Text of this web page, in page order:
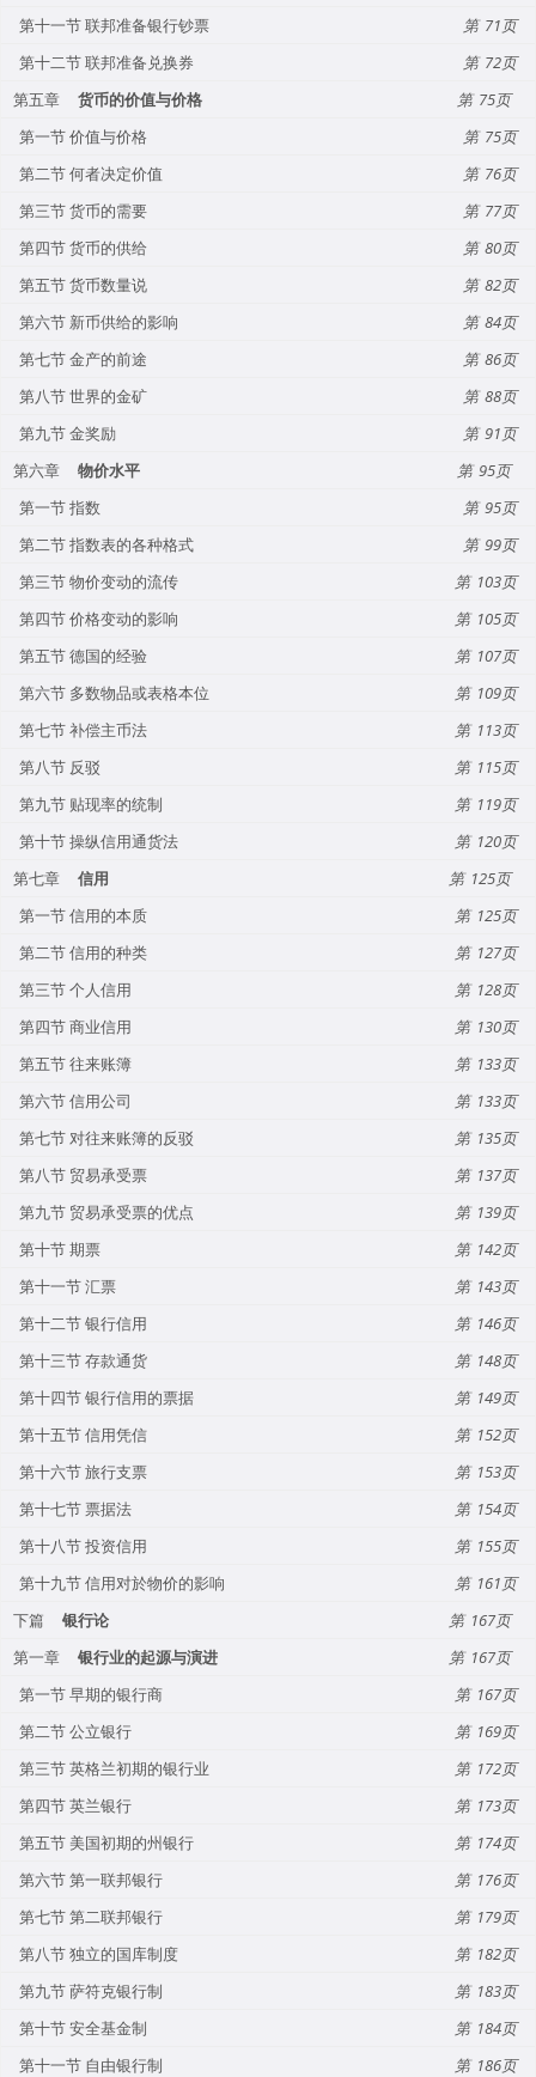
第十一节 联邦准备银行钞票
71
第十二节 联邦准备兑换券
72
第五章
货币的价值与价格
75
第一节 价值与价格
75
第二节 何者决定价值
76
第三节 货币的需要
77
第四节 货币的供给
80
第五节 货币数量说
82
第六节 新币供给的影响
84
第七节 金产的前途
86
第八节 世界的金矿
88
第九节 金奖励
91
第六章
物价水平
95
第一节 指数
95
第二节 指数表的各种格式
99
第三节 物价变动的流传
103
第四节 价格变动的影响
105
第五节 德国的经验
107
第六节 多数物品或表格本位
109
第七节 补偿主币法
113
第八节 反驳
115
第九节 贴现率的统制
119
第十节 操纵信用通货法
120
第七章
信用
125
第一节 信用的本质
125
第二节 信用的种类
127
第三节 个人信用
128
第四节 商业信用
130
第五节 往来账簿
133
第六节 信用公司
133
第七节 对往来账簿的反驳
135
第八节 贸易承受票
137
第九节 贸易承受票的优点
139
第十节 期票
142
第十一节 汇票
143
第十二节 银行信用
146
第十三节 存款通货
148
第十四节 银行信用的票据
149
第十五节 信用凭信
152
第十六节 旅行支票
153
第十七节 票据法
154
第十八节 投资信用
155
第十九节 信用对於物价的影响
161
下篇
银行论
167
第一章
银行业的起源与演进
167
第一节 早期的银行商
167
第二节 公立银行
169
第三节 英格兰初期的银行业
172
第四节 英兰银行
173
第五节 美国初期的州银行
174
第六节 第一联邦银行
176
第七节 第二联邦银行
179
第八节 独立的国库制度
182
第九节 萨符克银行制
183
第十节 安全基金制
184
第十一节 自由银行制
186